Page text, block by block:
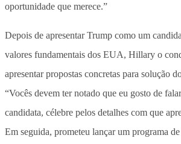
oportunidade que merece.”
Depois de apresentar Trump como um
valores fundamentais dos EUA, Hillary o
apresentar propostas concretas para solução
“Vocês devem ter notado que eu gosto de
candidata, célebre pelos detalhes com que
Em seguida, prometeu lançar um programa